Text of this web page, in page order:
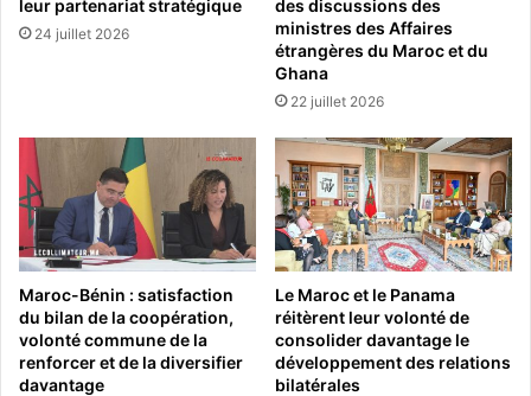
leur partenariat stratégique
24 juillet 2026
des discussions des
ministres des Affaires
étrangères du Maroc et du
Ghana
22 juillet 2026
Maroc-Bénin : satisfaction
du bilan de la coopération,
volonté commune de la
renforcer et de la diversifier
davantage
Le Maroc et le Panama
réitèrent leur volonté de
consolider davantage le
développement des relations
bilatérales